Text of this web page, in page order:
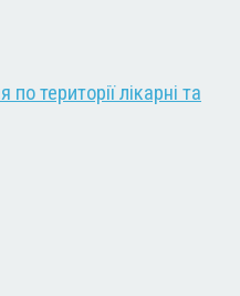
території лікарні та